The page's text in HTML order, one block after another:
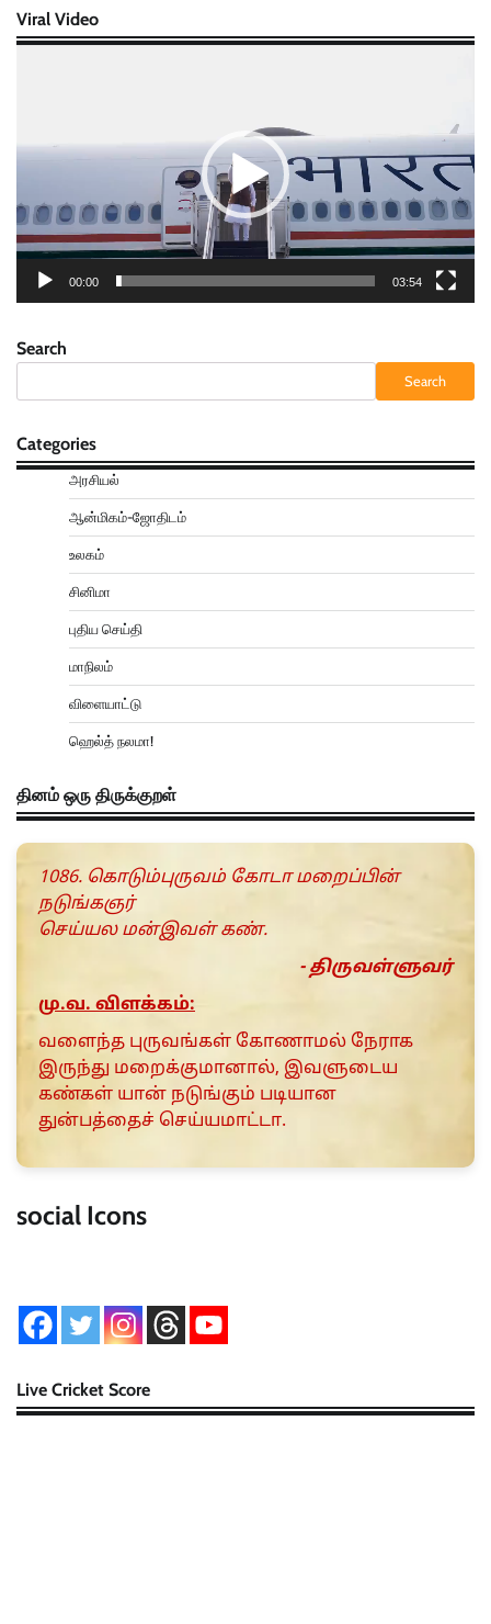
Viral Video
00:00 03:54
Search
Search
Categories
அரசியல்
ஆன்மிகம்-ஜோதிடம்
உலகம்
சினிமா
புதிய செய்தி
மாநிலம்
விளையாட்டு
ஹெல்த் நலமா!
தினம் ஒரு திருக்குறள்
1086. கொடும்புருவம் கோடா மறைப்பின்
நடுங்கஞர்
செய்யல மன்இவள் கண்.
- திருவள்ளுவர்
மு.வ. விளக்கம்:
வளைந்த புருவங்கள் கோணாமல் நேராக
இருந்து மறைக்குமானால், இவளுடைய
கண்கள் யான் நடுங்கும் படியான
துன்பத்தைச் செய்யமாட்டா.
social Icons
Live Cricket Score